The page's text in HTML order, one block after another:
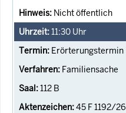
Nicht öffentlich
11:30 Uhr
Erörterungstermin
Familiensache
112 B
45 F 1192/26